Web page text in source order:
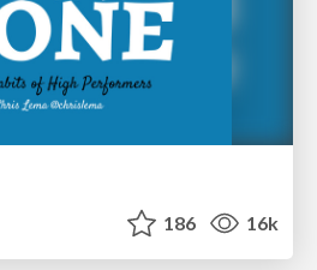
186 16k